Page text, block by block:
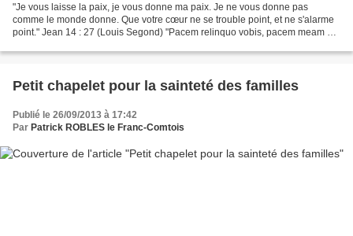
"Je vous laisse la paix, je vous donne ma paix. Je ne vous donne pas
comme le monde donne. Que votre cœur ne se trouble point, et ne s'alarme
point." Jean 14 : 27 (Louis Segond) "Pacem relinquo vobis, pacem meam do
Petit chapelet pour la sainteté des familles
Publié le 26/09/2013 à 17:42
Par Patrick ROBLES le Franc-Comtois